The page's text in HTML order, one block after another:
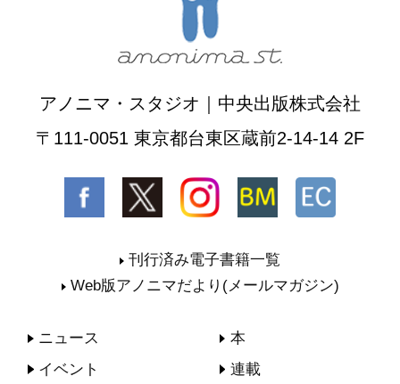
アノニマ・スタジオ｜中央出版株式会社
〒111-0051 東京都台東区蔵前2-14-14 2F
刊行済み電子書籍一覧
Web版アノニマだより(メールマガジン)
ニュース
本
イベント
連載